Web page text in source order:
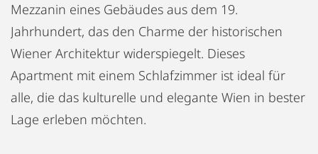
Mezzanin eines Gebäudes aus dem 19.
Jahrhundert, das den Charme der historischen
Wiener Architektur widerspiegelt. Dieses
Apartment mit einem Schlafzimmer ist ideal für
alle, die das kulturelle und elegante Wien in bester
Lage erleben möchten.